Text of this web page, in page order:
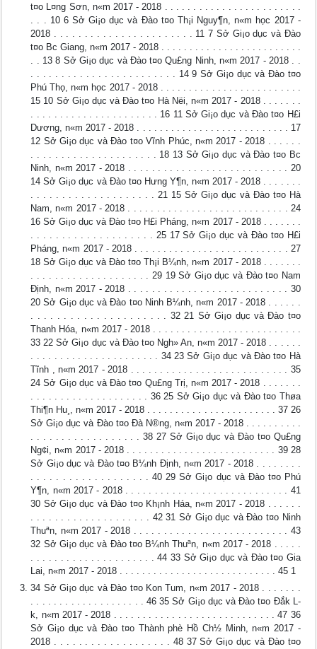
t¤o L¤ng Sơn, n«m 2017 - 2018 . . . . . . . . . . . . . . . . . . . . . . . .
. . . 10 6 Sở Gi¡o dục và Đào t¤o Th¡i Nguy¶n, n«m học 2017 -
2018 . . . . . . . . . . . . . . . . . . . . . . . 11 7 Sở Gi¡o dục và Đào
t¤o B­c Giang, n«m 2017 - 2018 . . . . . . . . . . . . . . . . . . . . . . . . .
. . 13 8 Sở Gi¡o dục và Đào t¤o Qu£ng Ninh, n«m 2017 - 2018 . .
. . . . . . . . . . . . . . . . . . . . . . . . 14 9 Sở Gi¡o dục và Đào t¤o
Phú Thọ, n«m học 2017 - 2018 . . . . . . . . . . . . . . . . . . . . . . . . .
15 10 Sở Gi¡o dục và Đào t¤o Hà Nëi, n«m 2017 - 2018 . . . . . . .
. . . . . . . . . . . . . . . . . . . . . . 16 11 Sở Gi¡o dục và Đào t¤o H£i
Dương, n«m 2017 - 2018 . . . . . . . . . . . . . . . . . . . . . . . . . . . 17
12 Sở Gi¡o dục và Đào t¤o Vĩnh Phúc, n«m 2017 - 2018 . . . . . .
. . . . . . . . . . . . . . . . . . . . . 18 13 Sở Gi¡o dục và Đào t¤o B­c
Ninh, n«m 2017 - 2018 . . . . . . . . . . . . . . . . . . . . . . . . . . . 20
14 Sở Gi¡o dục và Đào t¤o Hưng Y¶n, n«m 2017 - 2018 . . . . . . .
. . . . . . . . . . . . . . . . . . . . 21 15 Sở Gi¡o dục và Đào t¤o Hà
Nam, n«m 2017 - 2018 . . . . . . . . . . . . . . . . . . . . . . . . . . . . 24
16 Sở Gi¡o dục và Đào t¤o H£i Pháng, n«m 2017 - 2018 . . . . . . .
. . . . . . . . . . . . . . . . . . . . 25 17 Sở Gi¡o dục và Đào t¤o H£i
Pháng, n«m 2017 - 2018 . . . . . . . . . . . . . . . . . . . . . . . . . . . 27
18 Sở Gi¡o dục và Đào t¤o Th¡i B¼nh, n«m 2017 - 2018 . . . . . . .
. . . . . . . . . . . . . . . . . . . . 29 19 Sở Gi¡o dục và Đào t¤o Nam
Định, n«m 2017 - 2018 . . . . . . . . . . . . . . . . . . . . . . . . . . . 30
20 Sở Gi¡o dục và Đào t¤o Ninh B¼nh, n«m 2017 - 2018 . . . . . .
. . . . . . . . . . . . . . . . . . . . . 32 21 Sở Gi¡o dục và Đào t¤o
Thanh Hóa, n«m 2017 - 2018 . . . . . . . . . . . . . . . . . . . . . . . . . .
33 22 Sở Gi¡o dục và Đào t¤o Ngh» An, n«m 2017 - 2018 . . . . . .
. . . . . . . . . . . . . . . . . . . . . . 34 23 Sở Gi¡o dục và Đào t¤o Hà
Tĩnh , n«m 2017 - 2018 . . . . . . . . . . . . . . . . . . . . . . . . . . . 35
24 Sở Gi¡o dục và Đào t¤o Qu£ng Trị, n«m 2017 - 2018 . . . . . . .
. . . . . . . . . . . . . . . . . . . . 36 25 Sở Gi¡o dục và Đào t¤o Thøa
Thi¶n Hu¸, n«m 2017 - 2018 . . . . . . . . . . . . . . . . . . . . . . . 37 26
Sở Gi¡o dục và Đào t¤o Đà N®ng, n«m 2017 - 2018 . . . . . . . . . .
. . . . . . . . . . . . . . . . . . 38 27 Sở Gi¡o dục và Đào t¤o Qu£ng
Ng¢i, n«m 2017 - 2018 . . . . . . . . . . . . . . . . . . . . . . . . . . 39 28
Sở Gi¡o dục và Đào t¤o B¼nh Định, n«m 2017 - 2018 . . . . . . . .
. . . . . . . . . . . . . . . . . . . 40 29 Sở Gi¡o dục và Đào t¤o Phú
Y¶n, n«m 2017 - 2018 . . . . . . . . . . . . . . . . . . . . . . . . . . . . 41
30 Sở Gi¡o dục và Đào t¤o Kh¡nh Háa, n«m 2017 - 2018 . . . . . .
. . . . . . . . . . . . . . . . . . . . 42 31 Sở Gi¡o dục và Đào t¤o Ninh
Thuªn, n«m 2017 - 2018 . . . . . . . . . . . . . . . . . . . . . . . . . . 43
32 Sở Gi¡o dục và Đào t¤o B¼nh Thuªn, n«m 2017 - 2018 . . . . .
. . . . . . . . . . . . . . . . . . . . . 44 33 Sở Gi¡o dục và Đào t¤o Gia
Lai, n«m 2017 - 2018 . . . . . . . . . . . . . . . . . . . . . . . . . . . . 45 1
34 Sở Gi¡o dục và Đào t¤o Kon Tum, n«m 2017 - 2018 . . . . . . .
. . . . . . . . . . . . . . . . . . . . 46 35 Sở Gi¡o dục và Đào t¤o Đắk L­
k, n«m 2017 - 2018 . . . . . . . . . . . . . . . . . . . . . . . . . . . . 47 36
Sở Gi¡o dục và Đào t¤o Thành phè Hồ Ch½ Minh, n«m 2017 -
2018 . . . . . . . . . . . . . . . . . . . 48 37 Sở Gi¡o dục và Đào t¤o